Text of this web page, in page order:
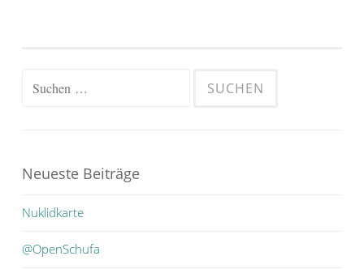
Suchen
Neueste Beiträge
Nuklidkarte
@OpenSchufa